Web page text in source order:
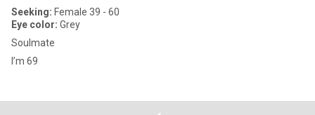
Seeking: Female 39 - 60
Eye color: Grey
Soulmate
I’m 69